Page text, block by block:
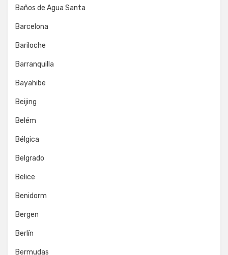
Baños de Agua Santa
Barcelona
Bariloche
Barranquilla
Bayahibe
Beijing
Belém
Bélgica
Belgrado
Belice
Benidorm
Bergen
Berlín
Bermudas